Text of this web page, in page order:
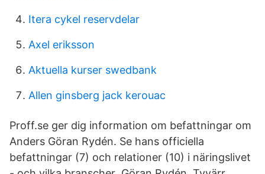
Itera cykel reservdelar
Axel eriksson
Aktuella kurser swedbank
Allen ginsberg jack kerouac
Proff.se ger dig information om befattningar om
Anders Göran Rydén. Se hans officiella
befattningar (7) och relationer (10) i näringslivet